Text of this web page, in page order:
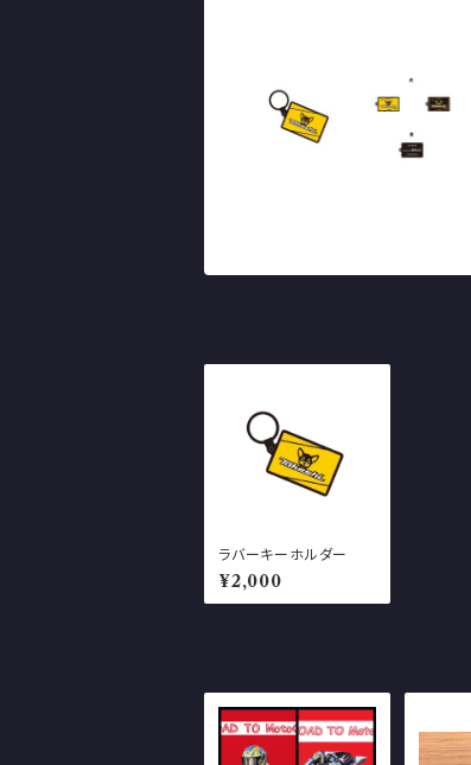
ラバーキーホルダー
¥2,000